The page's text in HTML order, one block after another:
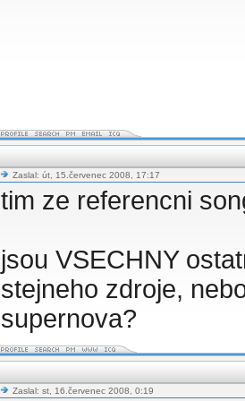
Zaslal: út, 15.červenec 2008, 17:17
tim ze referencni
jsou VSECHNY
stejneho zdroje,
supernova?
Zaslal: st, 16.červenec 2008, 0:19